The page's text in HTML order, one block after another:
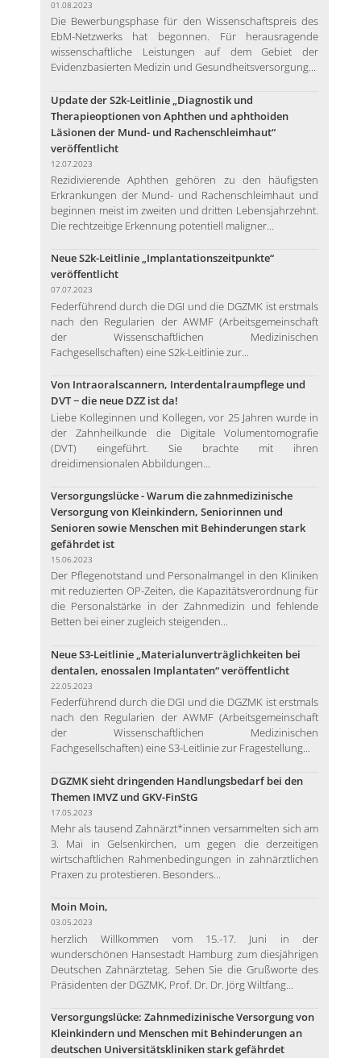
01.08.2023
Die Bewerbungsphase für den Wissenschaftspreis des
EbM-Netzwerks hat begonnen. Für herausragende
wissenschaftliche Leistungen auf dem Gebiet der
Evidenzbasierten Medizin und Gesundheitsversorgung...
Update der S2k-Leitlinie „Diagnostik und
Therapieoptionen von Aphthen und aphthoiden
Läsionen der Mund- und Rachenschleimhaut“
veröffentlicht
12.07.2023
Rezidivierende Aphthen gehören zu den häufigsten
Erkrankungen der Mund- und Rachenschleimhaut und
beginnen meist im zweiten und dritten Lebensjahrzehnt.
Die rechtzeitige Erkennung potentiell maligner...
Neue S2k-Leitlinie „Implantationszeitpunkte“
veröffentlicht
07.07.2023
Federführend durch die DGI und die DGZMK ist erstmals
nach den Regularien der AWMF (Arbeitsgemeinschaft
der Wissenschaftlichen Medizinischen
Fachgesellschaften) eine S2k-Leitlinie zur...
Von Intraoralscannern, Interdentalraumpflege und
DVT − die neue DZZ ist da!
Liebe Kolleginnen und Kollegen, vor 25 Jahren wurde in
der Zahnheilkunde die Digitale Volumentomografie
(DVT) eingeführt. Sie brachte mit ihren
dreidimensionalen Abbildungen...
Versorgungslücke - Warum die zahnmedizinische
Versorgung von Kleinkindern, Seniorinnen und
Senioren sowie Menschen mit Behinderungen stark
gefährdet ist
15.06.2023
Der Pflegenotstand und Personalmangel in den Kliniken
mit reduzierten OP-Zeiten, die Kapazitätsverordnung für
die Personalstärke in der Zahnmedizin und fehlende
Betten bei einer zugleich steigenden...
Neue S3-Leitlinie „Materialunverträglichkeiten bei
dentalen, enossalen Implantaten“ veröffentlicht
22.05.2023
Federführend durch die DGI und die DGZMK ist erstmals
nach den Regularien der AWMF (Arbeitsgemeinschaft
der Wissenschaftlichen Medizinischen
Fachgesellschaften) eine S3-Leitlinie zur Fragestellung...
DGZMK sieht dringenden Handlungsbedarf bei den
Themen IMVZ und GKV-FinStG
17.05.2023
Mehr als tausend Zahnärzt*innen versammelten sich am
3. Mai in Gelsenkirchen, um gegen die derzeitigen
wirtschaftlichen Rahmenbedingungen in zahnärztlichen
Praxen zu protestieren. Besonders...
Moin Moin,
03.05.2023
herzlich Willkommen vom 15.-17. Juni in der
wunderschönen Hansestadt Hamburg zum diesjährigen
Deutschen Zahnärztetag. Sehen Sie die Grußworte des
Präsidenten der DGZMK, Prof. Dr. Dr. Jörg Wiltfang...
Versorgungslücke: Zahnmedizinische Versorgung von
Kleinkindern und Menschen mit Behinderungen an
deutschen Universitätskliniken stark gefährdet